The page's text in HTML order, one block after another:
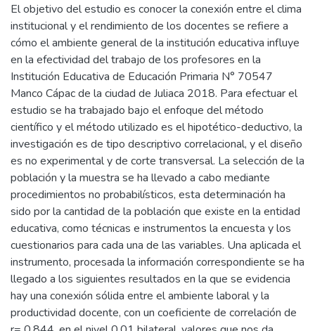
El objetivo del estudio es conocer la conexión entre el clima
institucional y el rendimiento de los docentes se refiere a
cómo el ambiente general de la institución educativa influye
en la efectividad del trabajo de los profesores en la
Institución Educativa de Educación Primaria N° 70547
Manco Cápac de la ciudad de Juliaca 2018. Para efectuar el
estudio se ha trabajado bajo el enfoque del método
científico y el método utilizado es el hipotético-deductivo, la
investigación es de tipo descriptivo correlacional, y el diseño
es no experimental y de corte transversal. La selección de la
población y la muestra se ha llevado a cabo mediante
procedimientos no probabilísticos, esta determinación ha
sido por la cantidad de la población que existe en la entidad
educativa, como técnicas e instrumentos la encuesta y los
cuestionarios para cada una de las variables. Una aplicada el
instrumento, procesada la información correspondiente se ha
llegado a los siguientes resultados en la que se evidencia
hay una conexión sólida entre el ambiente laboral y la
productividad docente, con un coeficiente de correlación de